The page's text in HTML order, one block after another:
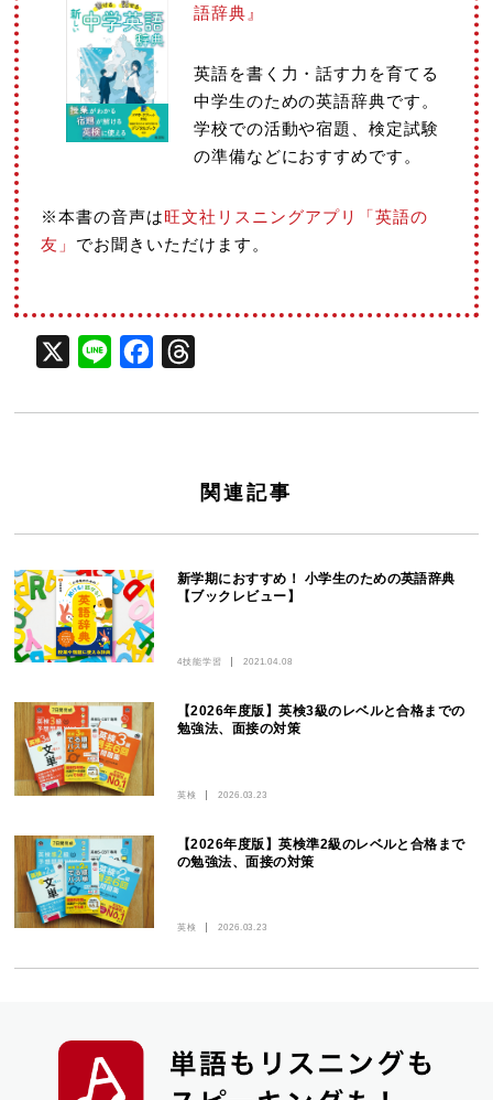
語辞典』
英語を書く力・話す力を育てる
中学生のための英語辞典です。
学校での活動や宿題、検定試験
の準備などにおすすめです。
※本書の音声は旺文社リスニングアプリ「英語の
友」 でお聞きいただけます。
X Line Facebook
関連記事
新学期におすすめ！ 小学生のための英語辞典
【ブックレビュー】
4技能学習 2021.04.08
【2026年度版】英検3級のレベルと合格までの
勉強法、面接の対策
英検 2026.03.23
【2026年度版】英検準2級のレベルと合格まで
の勉強法、面接の対策
英検 2026.03.23